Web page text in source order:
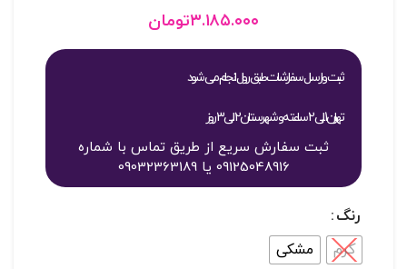
۳.۱۸۵.۰۰۰تومان
ثبت و ارسال سفارشات طبق روال انجام می شود
تهران 1 الی 2 ساعته و شهرستان 2 الی 3 روز
ثبت سفارش سریع از طریق تماس با شماره
09125048916 یا 09032363189
رنگ
کرم
مشکی